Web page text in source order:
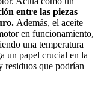
entre las piezas
Además, el aceite
en funcionamiento,
una temperatura
un papel crucial en la
residuos que podrían